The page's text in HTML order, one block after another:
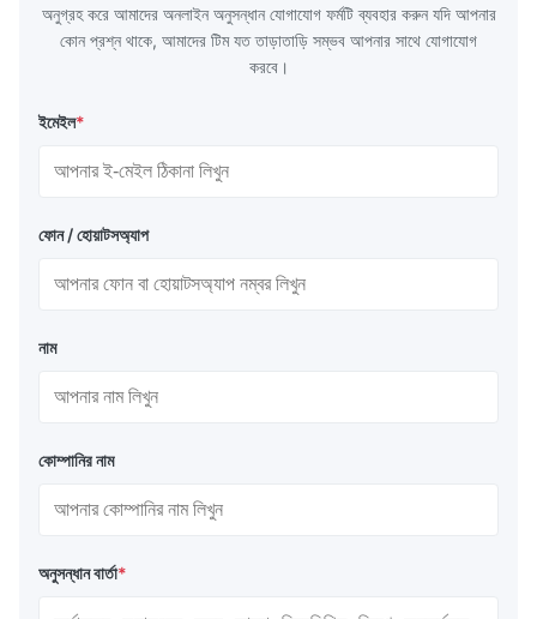
অনুগ্রহ করে আমাদের অনলাইন অনুসন্ধান যোগাযোগ ফর্মটি ব্যবহার করুন যদি আপনার
কোন প্রশ্ন থাকে, আমাদের টিম যত তাড়াতাড়ি সম্ভব আপনার সাথে যোগাযোগ
করবে।
ইমেইল*
ফোন / হোয়াটসঅ্যাপ
নাম
কোম্পানির নাম
অনুসন্ধান বার্তা*